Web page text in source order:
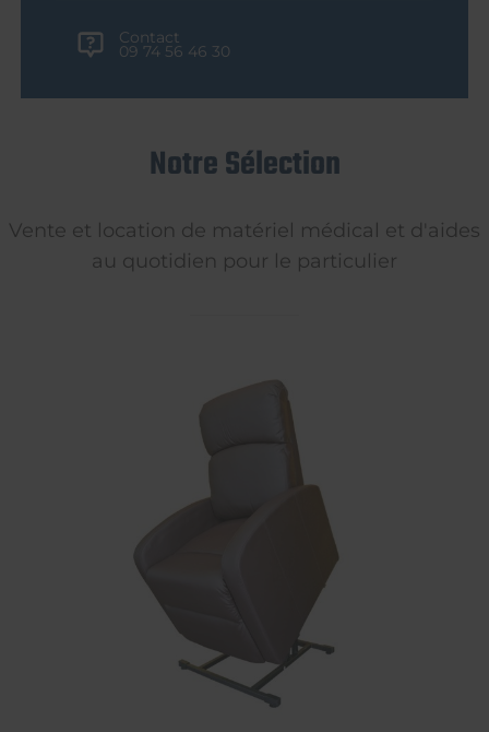
Contact
09 74 56 46 30
Notre Sélection
Vente et location de matériel médical et d'aides
au quotidien pour le particulier